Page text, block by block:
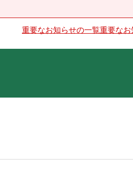
重要なお知らせの一覧重要な